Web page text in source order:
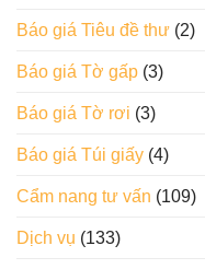
Báo giá Tiêu đề thư (2)
Báo giá Tờ gấp (3)
Báo giá Tờ rơi (3)
Báo giá Túi giấy (4)
Cẩm nang tư vấn (109)
Dịch vụ (133)